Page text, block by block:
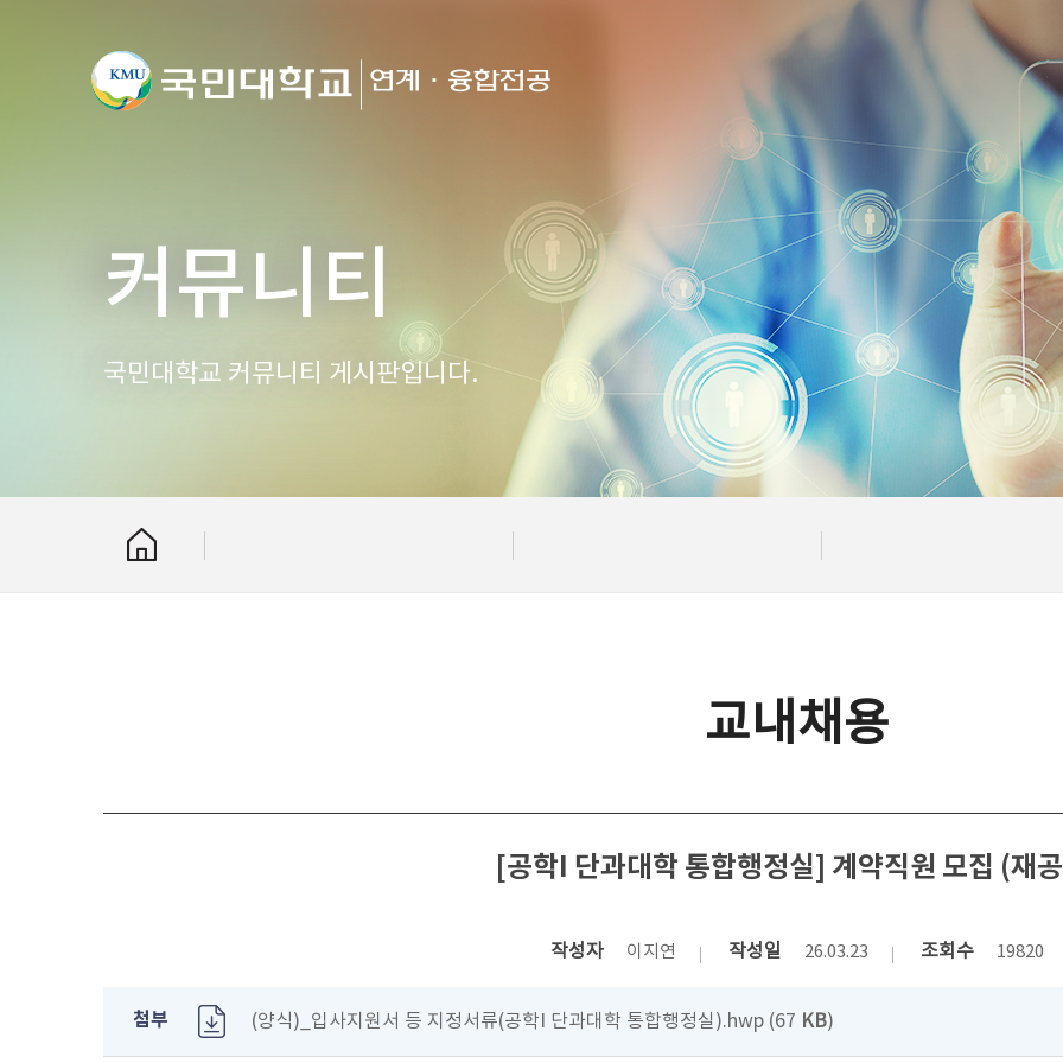
커뮤니티
국민대학교 커뮤니티 게시판입니다.
교내채용
[공학I 단과대학 통합행정실] 계약직원 모집 (재
작성자 이지연 작성일 26.03.23 조회수 19820
첨부 (양식)_입사지원서 등 지정서류(공학I 단과대학 통합행정실).hwp (67 KB)